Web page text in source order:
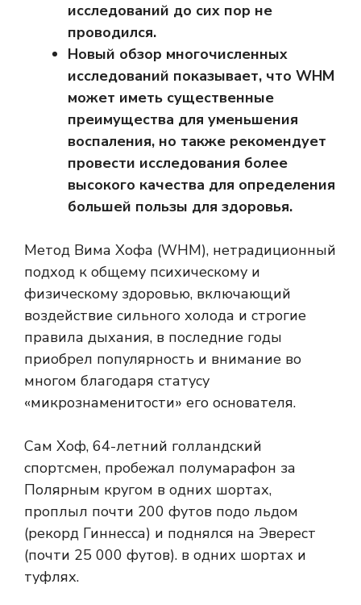
исследований до сих пор не
проводился.
Новый обзор многочисленных
исследований показывает, что WHM
может иметь существенные
преимущества для уменьшения
воспаления, но также рекомендует
провести исследования более
высокого качества для определения
большей пользы для здоровья.
Метод Вима Хофа (WHM), нетрадиционный
подход к общему психическому и
физическому здоровью, включающий
воздействие сильного холода и строгие
правила дыхания, в последние годы
приобрел популярность и внимание во
многом благодаря статусу
«микрознаменитости» его основателя.
Сам Хоф, 64-летний голландский
спортсмен, пробежал полумарафон за
Полярным кругом в одних шортах,
проплыл почти 200 футов подо льдом
(рекорд Гиннесса) и поднялся на Эверест
(почти 25 000 футов). в одних шортах и ​​
туфлях.